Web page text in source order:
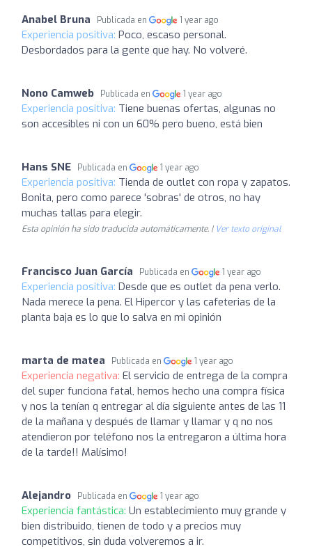
Anabel Bruna Publicada en 1 year ago
Experiencia positiva: Poco, escaso personal.
Desbordados para la gente que hay. No volveré.
Nono Camweb Publicada en 1 year ago
Experiencia positiva: Tiene buenas ofertas, algunas no
son accesibles ni con un 60% pero bueno, está bien
Hans SNE Publicada en 1 year ago
Experiencia positiva: Tienda de outlet con ropa y zapatos.
Bonita, pero como parece 'sobras' de otros, no hay
muchas tallas para elegir.
Esta opinión ha sido traducida automáticamente. | Ver texto original
Francisco Juan García Publicada en 1 year ago
Experiencia positiva: Desde que es outlet da pena verlo.
Nada merece la pena. El Hipercor y las cafeterias de la
planta baja es lo que lo salva en mi opinión
marta de matea Publicada en 1 year ago
Experiencia negativa: El servicio de entrega de la compra
del super funciona fatal, hemos hecho una compra física
y nos la tenían q entregar al día siguiente antes de las 11
de la mañana y después de llamar y llamar y q no nos
atendieron por teléfono nos la entregaron a última hora
de la tarde!! Malísimo!
Alejandro Publicada en 1 year ago
Experiencia fantástica: Un establecimiento muy grande y
bien distribuido, tienen de todo y a precios muy
competitivos, sin duda volveremos a ir.